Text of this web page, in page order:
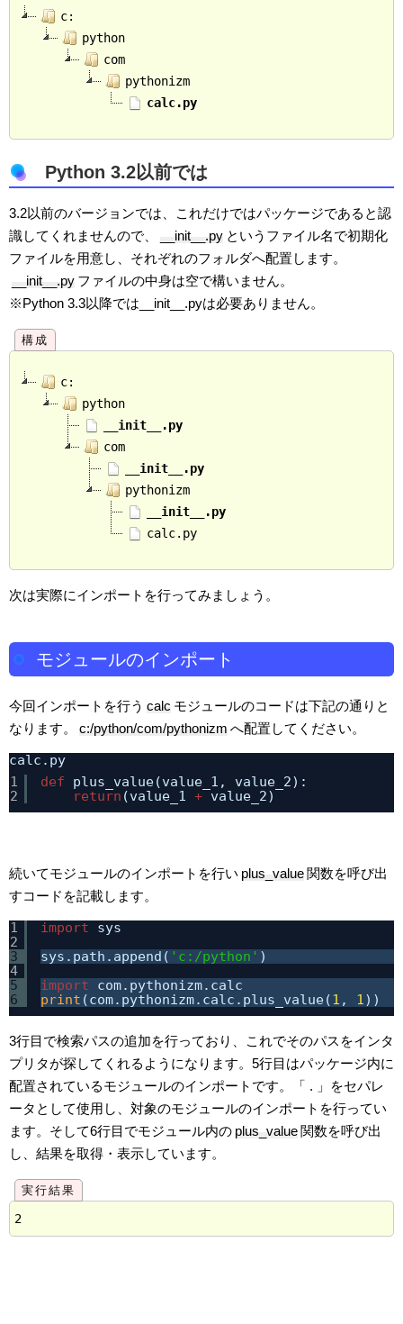
c:
python
com
pythonizm
calc.py
Python 3.2以前では
3.2以前のバージョンでは、これだけではパッケージであると認
識してくれませんので、
__init__.py というファイル名で初期化
ファイルを用意し、それぞれのフォルダへ配置します。
__init__.py ファイルの中身は空で構いません。
※Python 3.3以降では__init__.pyは必要ありません。
c:
python
__init__.py
com
__init__.py
pythonizm
__init__.py
calc.py
次は実際にインポートを行ってみましょう。
モジュールのインポート
今回インポートを行う calc モジュールのコードは下記の通りと
なります。
c:/python/com/pythonizm へ配置してください。
calc.py
1
2
def
plus_value(value_1, value_2):
return (value_1 + value_2)
続いてモジュールのインポートを行い plus_value 関数を呼び出
すコードを記載します。
1
2
3
4
5
6
import
sys
sys.path.append( 'c:/python' )
import
com.pythonizm.calc
print (com.pythonizm.calc.plus_value(1 , 1 ))
3行目で検索パスの追加を行っており、これでそのパスをインタ
プリタが探してくれるようになります。5行目はパッケージ内に
配置されているモジュールのインポートです。「 . 」をセパレ
ータとして使用し、対象のモジュールのインポートを行ってい
ます。そして6行目でモジュール内の plus_value 関数を呼び出
し、結果を取得・表示しています。